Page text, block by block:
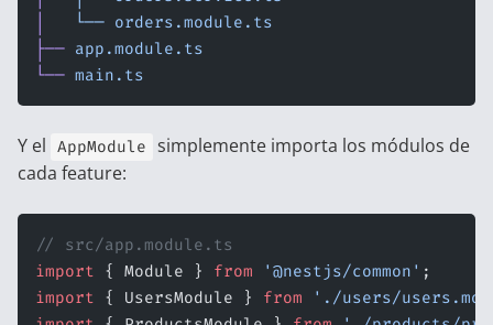
   └──
orders.module.ts
├── app.module.ts
└── main.ts
Y el AppModule simplemente importa los módulos de
cada feature:
// src/app.module.ts
import { Module } from '@nestjs/common' ;
import { UsersModule } from './users/